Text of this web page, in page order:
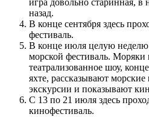
игра довольно старинная, в
назад.
В конце сентября здесь
фестиваль.
В конце июля целую неделю
морской фестиваль. Моряки
театрализованное шоу,
яхте, рассказывают
экскурсии и показывают
С 13 по 21 июля здесь
кинофестиваль.